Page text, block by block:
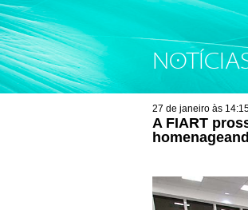
27 de janeiro às
A FIART